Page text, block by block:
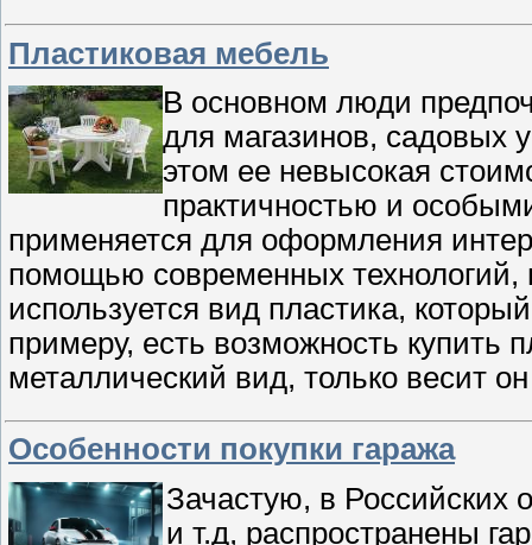
Пластиковая мебель
В основном люди
для магазинов, садовых
этом ее невысокая
практичностью и
применяется для оформления
помощью современных технологий,
используется вид пластика,
примеру, есть возможность купить
металлический вид, только весит
Особенности покупки гаража
Зачастую, в Российских
и т.д, распространены